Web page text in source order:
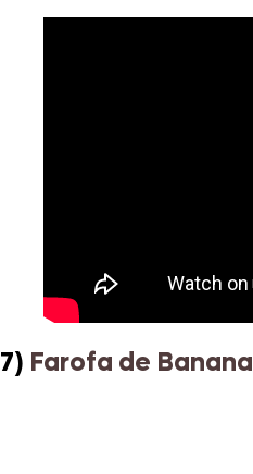
7) Farofa de Banana